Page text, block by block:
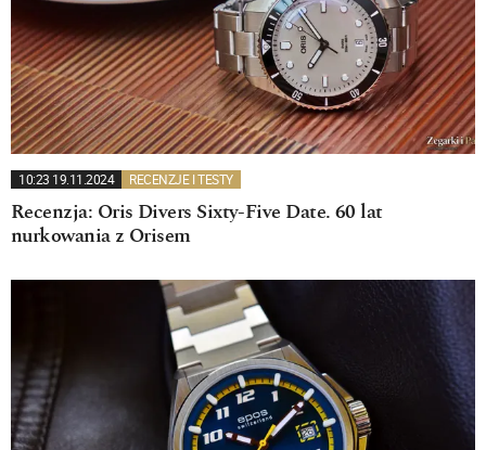
10:23 19.11.2024 RECENZJE I TESTY
Recenzja: Oris Divers Sixty-Five Date. 60 lat
nurkowania z Orisem